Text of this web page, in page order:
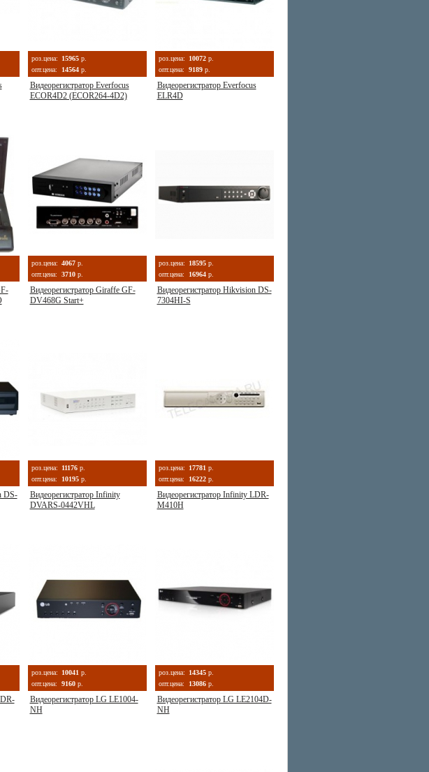
роз.цена: 15965 р.
опт.цена:
14564 р.
Видеорегистратор Everfocus
ECOR4D2 (ECOR264-4D2)
роз.цена: 10072 р.
опт.цена:
9189 р.
Видеорегистратор Everfocus
ELR4D
роз.цена: 4067 р.
опт.цена:
3710 р.
Видеорегистратор Giraffe GF-
DV468G Start+
роз.цена: 18595 р.
опт.цена:
16964 р.
Видеорегистратор Hikvision DS-
7304HI-S
DS-
роз.цена: 11176 р.
опт.цена:
10195 р.
Видеорегистратор Infinity
DVARS-0442VHL
роз.цена: 17781 р.
опт.цена:
16222 р.
Видеорегистратор Infinity LDR-
M410H
роз.цена: 10041 р.
опт.цена:
9160 р.
Видеорегистратор LG LE1004-
NH
роз.цена: 14345 р.
опт.цена:
13086 р.
Видеорегистратор LG LE2104D-
NH